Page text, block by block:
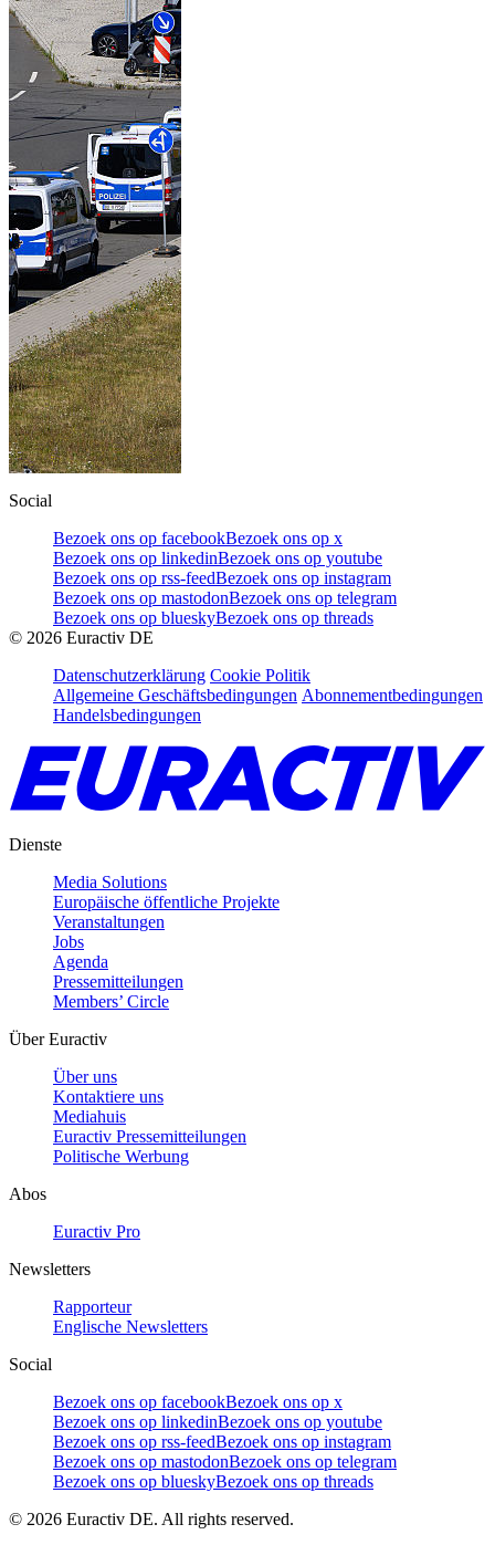
Social
Bezoek ons op facebookBezoek ons op x
Bezoek ons op linkedinBezoek ons op youtube
Bezoek ons op rss-feedBezoek ons op instagram
Bezoek ons op mastodonBezoek ons op telegram
Bezoek ons op blueskyBezoek ons op threads
© 2026 Euractiv DE
Datenschutzerklärung Cookie Politik
Allgemeine Geschäftsbedingungen Abonnementbedingungen
Handelsbedingungen
Dienste
Media Solutions
Europäische öffentliche Projekte
Veranstaltungen
Jobs
Agenda
Pressemitteilungen
Members’ Circle
Über Euractiv
Über uns
Kontaktiere uns
Mediahuis
Euractiv Pressemitteilungen
Politische Werbung
Abos
Euractiv Pro
Newsletters
Rapporteur
Englische Newsletters
Social
Bezoek ons op facebookBezoek ons op x
Bezoek ons op linkedinBezoek ons op youtube
Bezoek ons op rss-feedBezoek ons op instagram
Bezoek ons op mastodonBezoek ons op telegram
Bezoek ons op blueskyBezoek ons op threads
© 2026 Euractiv DE. All rights reserved.